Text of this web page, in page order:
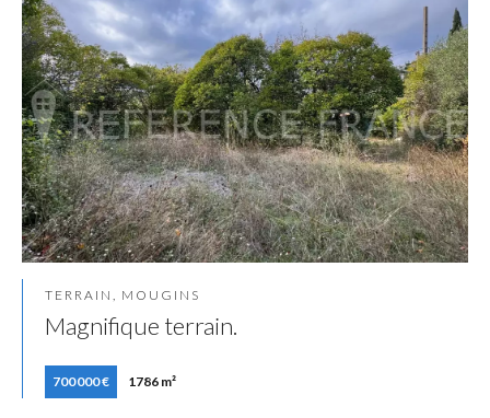
TERRAIN, MOUGINS
Magnifique terrain.
700 000 € 1786 m²